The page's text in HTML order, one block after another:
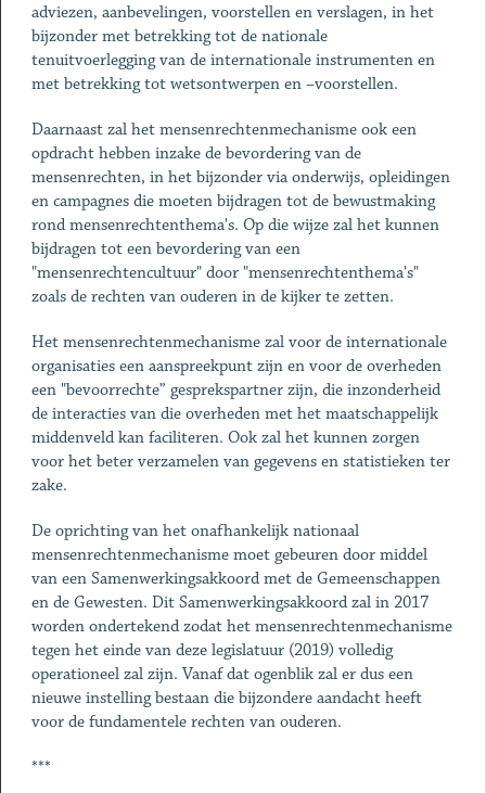
adviezen, aanbevelingen, voorstellen en verslagen, in het
bijzonder met betrekking tot de nationale
tenuitvoerlegging van de internationale instrumenten en
met betrekking tot wetsontwerpen en –voorstellen.
Daarnaast zal het mensenrechtenmechanisme ook een
opdracht hebben inzake de bevordering van de
mensenrechten, in het bijzonder via onderwijs, opleidingen
en campagnes die moeten bijdragen tot de bewustmaking
rond mensenrechtenthema's. Op die wijze zal het kunnen
bijdragen tot een bevordering van een
"mensenrechtencultuur" door "mensenrechtenthema's"
zoals de rechten van ouderen in de kijker te zetten.
Het mensenrechtenmechanisme zal voor de internationale
organisaties een aanspreekpunt zijn en voor de overheden
een "bevoorrechte” gesprekspartner zijn, die inzonderheid
de interacties van die overheden met het maatschappelijk
middenveld kan faciliteren. Ook zal het kunnen zorgen
voor het beter verzamelen van gegevens en statistieken ter
zake.
De oprichting van het onafhankelijk nationaal
mensenrechtenmechanisme moet gebeuren door middel
van een Samenwerkingsakkoord met de Gemeenschappen
en de Gewesten. Dit Samenwerkingsakkoord zal in 2017
worden ondertekend zodat het mensenrechtenmechanisme
tegen het einde van deze legislatuur (2019) volledig
operationeel zal zijn. Vanaf dat ogenblik zal er dus een
nieuwe instelling bestaan die bijzondere aandacht heeft
voor de fundamentele rechten van ouderen.
***